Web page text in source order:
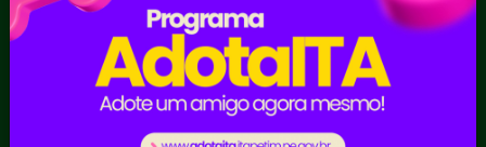
Organizacional
LGPD e Governo